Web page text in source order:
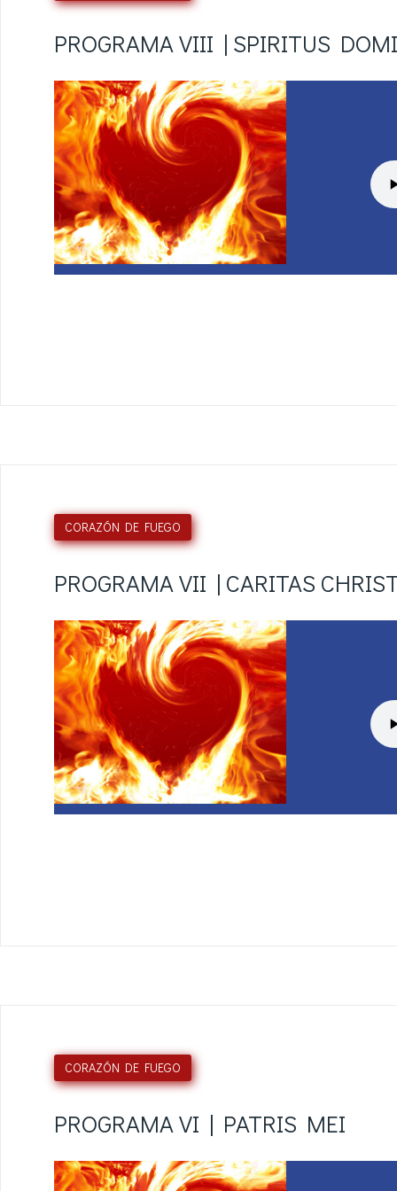
PROGRAMA VIII | SPIRITUS
CORAZÓN DE FUEGO
PROGRAMA VII | CARITAS
CORAZÓN DE FUEGO
PROGRAMA VI | PATRIS MEI